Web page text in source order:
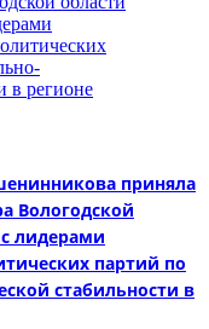
приняла
Вологодской
лидерами
партий по
стабильности в